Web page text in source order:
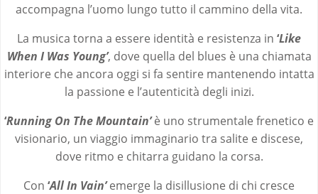
accompagna l’uomo lungo tutto il cammino della vita.
La musica torna a essere identità e resistenza in ‘Like
When I Was Young’, dove quella del blues è una chiamata
interiore che ancora oggi si fa sentire mantenendo intatta
la passione e l’autenticità degli inizi.
‘Running On The Mountain’è uno strumentale frenetico e
visionario, un viaggio immaginario tra salite e discese,
dove ritmo e chitarra guidano la corsa.
Con ‘All In Vain’emerge la disillusione di chi cresce